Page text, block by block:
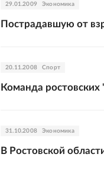
29.01.2009 Экономика
Пострадавшую от
20.11.2008 Спорт
Команда
31.10.2008 Экономика
В Ростовской